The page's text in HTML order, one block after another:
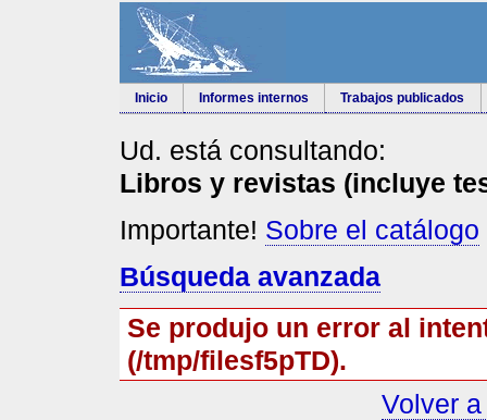
Inicio Informes internos Trabajos publicados
Ud. está consultando:
Libros y revistas (incluye
Importante! Sobre el catálogo
Búsqueda avanzada
Se produjo un error al
(/tmp/filesf5pTD).
Volver